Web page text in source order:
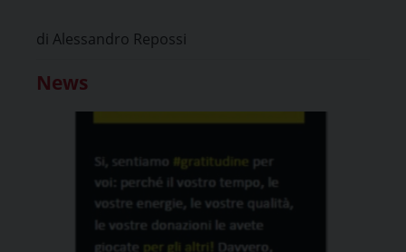
di Alessandro Repossi
News